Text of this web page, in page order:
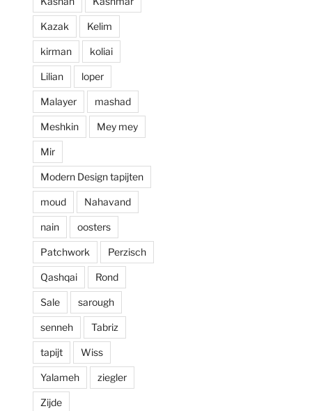
prijzen. Al met al
een zeer positieve
ervaring en zou
deze zaak aan
iedereen aan
willen raden.
Kazak Kelim
kirman koliai
Lilian loper
Malayer mashad
Meshkin Mey mey
Mir
Modern Design tapijten
moud Nahavand
nain oosters
Patchwork Perzisch
Qashqai Rond
Sale sarough
senneh Tabriz
tapijt Wiss
Yalameh ziegler
Zijde